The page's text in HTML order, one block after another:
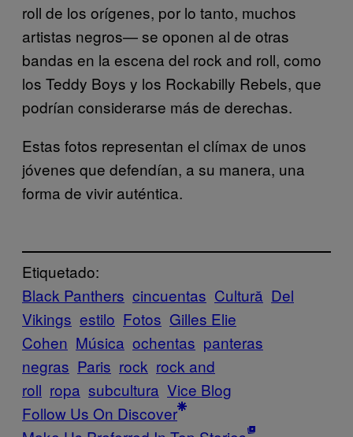
roll de los orígenes, por lo tanto, muchos
artistas negros— se oponen al de otras
bandas en la escena del rock and roll, como
los Teddy Boys y los Rockabilly Rebels, que
podrían considerarse más de derechas.
Estas fotos representan el clímax de unos
jóvenes que defendían, a su manera, una
forma de vivir auténtica.
Etiquetado:
Black Panthers cincuentas Cultură Del
Vikings estilo Fotos Gilles Elie
Cohen Música ochentas panteras
negras Paris rock rock and
roll ropa subcultura Vice Blog
Follow Us On Discover